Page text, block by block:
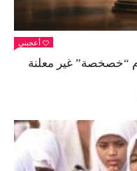
أعجبني
“خصخصة” غير معلنة